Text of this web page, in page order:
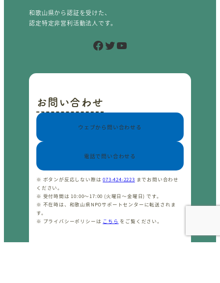
和歌山県から認証を受けた、
認定特定非営利活動法人です。
Facebook Twitter YouTube
お問い合わせ
ウェブから問い合わせる
電話で問い合わせる
※ ボタンが反応しない際は073-424-2223 までお問い合わせ
ください。
※ 受付時間は 10:00〜17:00 (火曜日〜金曜日) です。
※ 不在時は、和歌山県NPOサポートセンターに転送されま
す。
※ プライバシーポリシーは こちら をご覧ください。